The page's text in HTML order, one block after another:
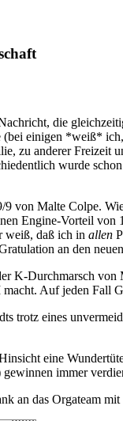
die
einigen *weiß*
zu anderer Freizeit
wurde
von Malte Colpe.
Engine-Vorteil von
weiß, daß ich in allen
an den
K-Durchmarsch von
macht. Auf jeden Fall
trotz eines
eine
immer
an das Orgateam